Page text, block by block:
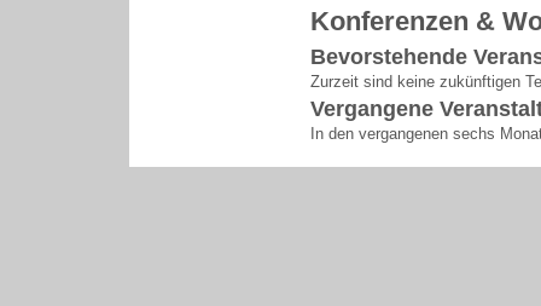
Konferenzen &
Bevorstehende
Zurzeit sind keine zukünftigen
Vergangene
In den vergangenen sechs